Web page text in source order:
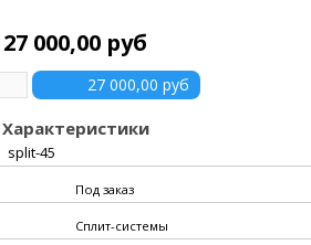
27 000,00 руб
Характеристики
split-45
Под заказ
Сплит-системы